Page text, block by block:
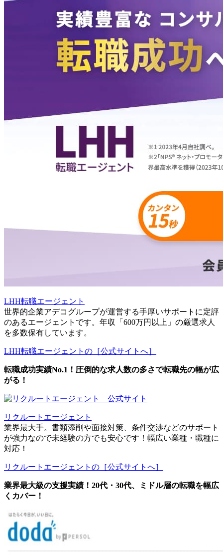
LHH転職エージェント
世界的企業アデコグループが運営する手厚いサポートに定評
のあるエージェントです。年収「600万円以上」の厳選求人
を多数保有しています。
LHH転職エージェントの［公式サイトへ］
転職成功実績No.1！圧倒的な求人数の多さで転職先の幅が広
がる！
リクルートエージェント
業界最大手。書類添削や面接対策、条件交渉などのサポート
が強力なので未経験の方でも安心です！幅広い業種・職種に
対応！
リクルートエージェントの［公式サイトへ］
業界最大級の支援実績！20代・30代、ミドル層の転職を幅広
くカバー！